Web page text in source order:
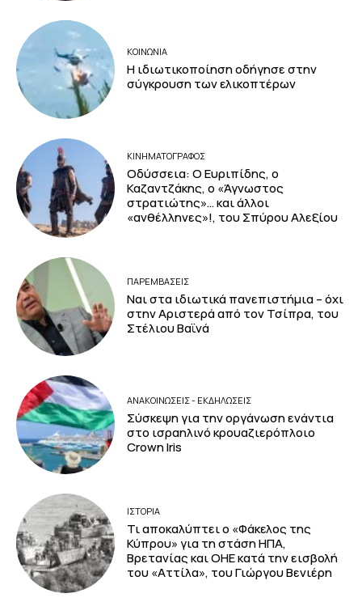
ΚΟΙΝΩΝΙΑ
Η ιδιωτικοποίηση οδήγησε στην
σύγκρουση των ελικοπτέρων
ΚΙΝΗΜΑΤΟΓΡΆΦΟΣ
Οδύσσεια: Ο Ευριπίδης, ο
Καζαντζάκης, ο «Άγνωστος
στρατιώτης»… και άλλοι
«ανθέλληνες»!, του Σπύρου Αλεξίου
ΠΑΡΕΜΒΑΣΕΙΣ
Ναι στα ιδιωτικά πανεπιστήμια – όχι
στην Αριστερά από τον Τσίπρα, του
Στέλιου Βαϊνά
ΑΝΑΚΟΙΝΩΣΕΙΣ - ΕΚΔΗΛΩΣΕΙΣ
Σύσκεψη για την οργάνωση ενάντια
στο ισραηλινό κρουαζιερόπλοιο
Crown Iris
ΙΣΤΟΡΙΑ
Τι αποκαλύπτει ο «Φάκελος της
Κύπρου» για τη στάση ΗΠΑ,
Βρετανίας και ΟΗΕ κατά την εισβολή
του «Αττίλα», του Γιώργου Βενιέρη